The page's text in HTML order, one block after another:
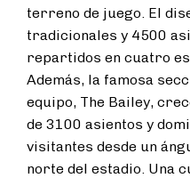
terreno de juego. El
tradicionales y 4500
repartidos en cuatro
Además, la famosa
equipo, The Bailey,
de 3100 asientos y
visitantes desde un
norte del estadio. Una